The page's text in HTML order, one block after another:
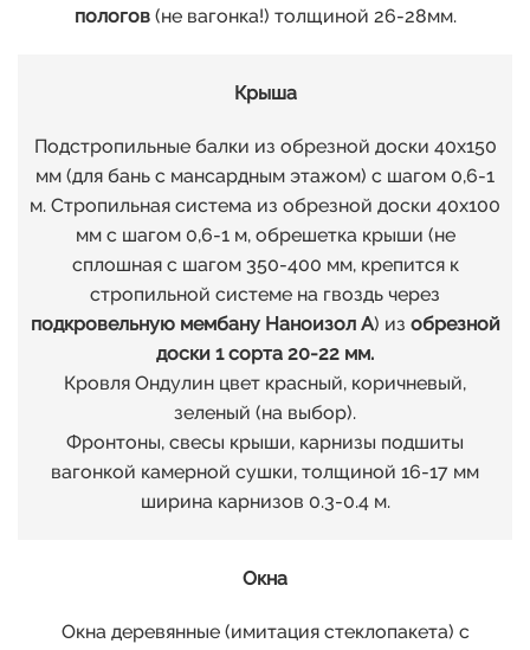
пологов (не вагонка!) толщиной 26-28мм.
Крыша
Подстропильные балки из обрезной доски 40х150
мм (для бань с мансардным этажом) с шагом 0,6-1
м. Стропильная система из обрезной доски 40х100
мм с шагом 0,6-1 м, обрешетка крыши (не
сплошная с шагом 350-400 мм, крепится к
стропильной системе на гвоздь через
подкровельную мембану Наноизол А) из обрезной
доски 1 сорта 20-22 мм.
Кровля Ондулин цвет красный, коричневый,
зеленый (на выбор).
Фронтоны, свесы крыши, карнизы подшиты
вагонкой камерной сушки, толщиной 16-17 мм
ширина карнизов 0.3-0.4 м.
Окна
Окна деревянные (имитация стеклопакета) с